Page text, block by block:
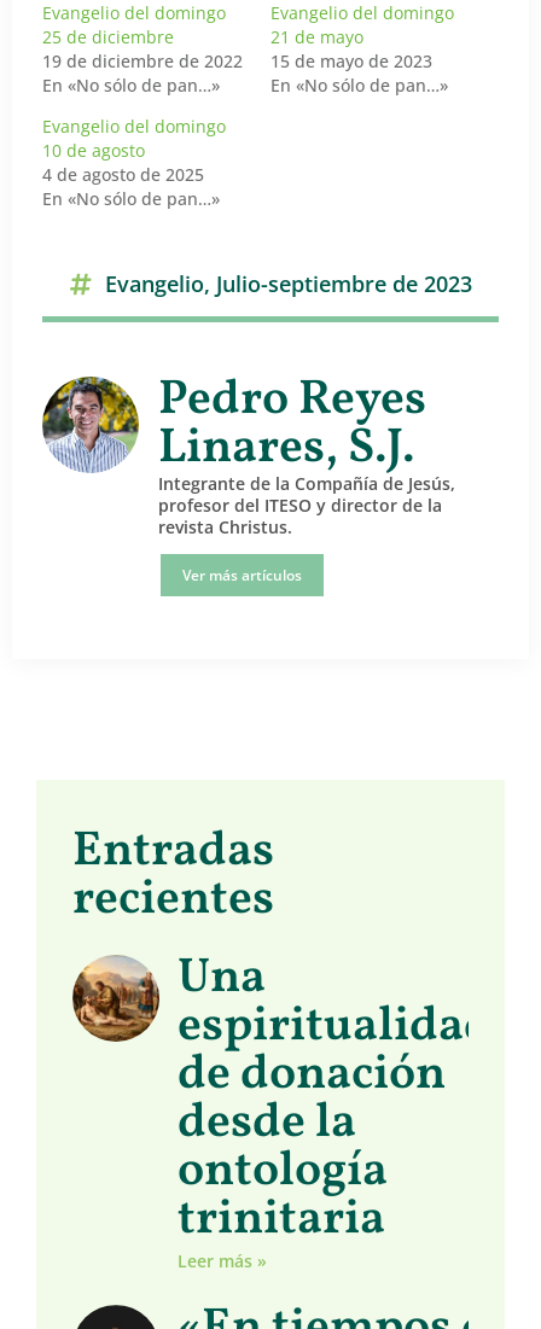
Evangelio del domingo
25 de diciembre
19 de diciembre de 2022
En «No sólo de pan…»
Evangelio del domingo
21 de mayo
15 de mayo de 2023
En «No sólo de pan…»
Evangelio del domingo
10 de agosto
4 de agosto de 2025
En «No sólo de pan…»
Evangelio, Julio-septiembre de 2023
Pedro Reyes
Linares, S.J.
Integrante de la Compañía de Jesús,
profesor del ITESO y director de la
revista Christus.
Ver más artículos
Entradas
recientes
Una
espiritualidad
de donación
desde la
ontología
trinitaria
Leer más »